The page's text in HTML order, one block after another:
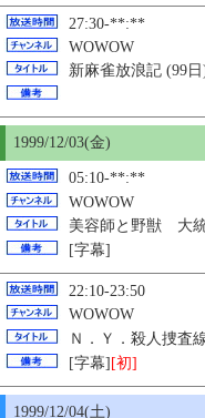
27:30-**:**
WOWOW
新麻雀放浪記 (99日
1999/12/03(金)
05:10-**:**
WOWOW
美容師と野獣 大
[字幕]
22:10-23:50
WOWOW
Ｎ．Ｙ．殺人捜査
[字幕] [初]
1999/12/04(土)